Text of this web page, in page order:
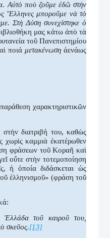
Αὐτὸ ποὺ ζοῦμε ἐδῶ στὴν
Ἕλληνες μποροῦμε νὰ τὸ
Στὴ Δύση συνεχίστηκε ὁ
μας κάτω ἀπὸ τὰ
τοῦ Πανεπιστημίου
ποιάμετακένωση ἀενάως
χαρακτηριστικῶν
στὴν διατριβή του, καθὼς
χωρὶς καμμιὰ ἐκατέρωθεν
φράσεων τοῦ Κοραῆ καὶ
οὔτε στὴν τοτεμοποίηση
ἡ ὁποία διδάσκεται ὡς
ἑλληνισμοῦ» (φράση τοῦ
Ἑλλάδα τοῦ καιροῦ του,
σκεῦος.[13]